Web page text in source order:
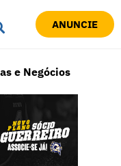
ANUNCIE
e Negócios